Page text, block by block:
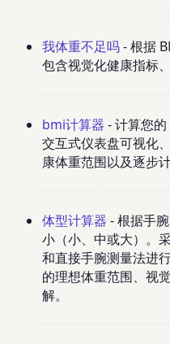
我体重不足吗- 根据
包含视觉化健康指标
bmi计算器 - 计算您
交互式仪表盘可视化
康体重范围以及逐步
体型计算器 - 根据手
小（小、中或大）。
和直接手腕测量法进
的理想体重范围、视
解。